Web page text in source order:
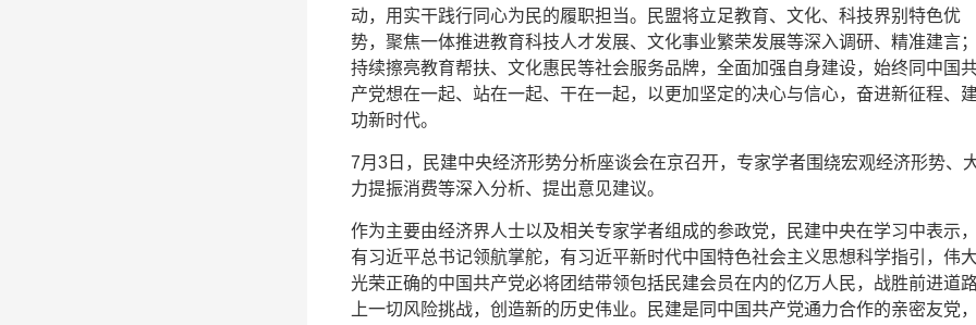
动，用实干践行同心为民的履职担当。民盟将立足教育、文化、科技界别特色优
势，聚焦一体推进教育科技人才发展、文化事业繁荣发展等深入调研、精准建言；
持续擦亮教育帮扶、文化惠民等社会服务品牌，全面加强自身建设，始终同中国
产党想在一起、站在一起、干在一起，以更加坚定的决心与信心，奋进新征程、
功新时代。
7月3日，民建中央经济形势分析座谈会在京召开，专家学者围绕宏观经济形势、
力提振消费等深入分析、提出意见建议。
作为主要由经济界人士以及相关专家学者组成的参政党，民建中央在学习中表示，
有习近平总书记领航掌舵，有习近平新时代中国特色社会主义思想科学指引，伟大
光荣正确的中国共产党必将团结带领包括民建会员在内的亿万人民，战胜前进道
上一切风险挑战，创造新的历史伟业。民建是同中国共产党通力合作的亲密友党，